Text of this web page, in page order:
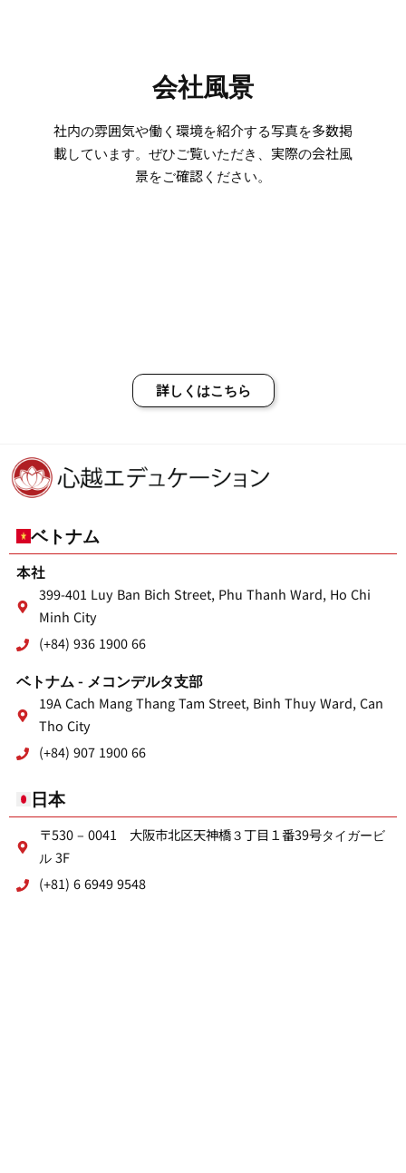
会社風景
社内の雰囲気や働く環境を紹介する写真を多数掲
載しています。ぜひご覧いただき、実際の会社風
景をご確認ください。
詳しくはこちら
ベトナム
本社
399-401 Luy Ban Bich Street, Phu Thanh Ward, Ho Chi
Minh City
(+84) 936 1900 66
ベトナム - メコンデルタ支部
19A Cach Mang Thang Tam Street, Binh Thuy Ward, Can
Tho City
(+84) 907 1900 66
日本
〒530 – 0041 大阪市北区天神橋３丁目１番39号タイガービ
ル 3F
(+81) 6 6949 9548